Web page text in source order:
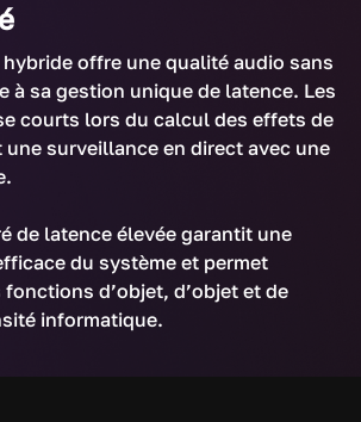
offre une qualité audio sans
à sa gestion unique de latence. Les
courts lors du calcul des effets de
surveillance en direct avec une
de latence élevée garantit une
du système et permet
d’objet, d’objet et de
informatique.